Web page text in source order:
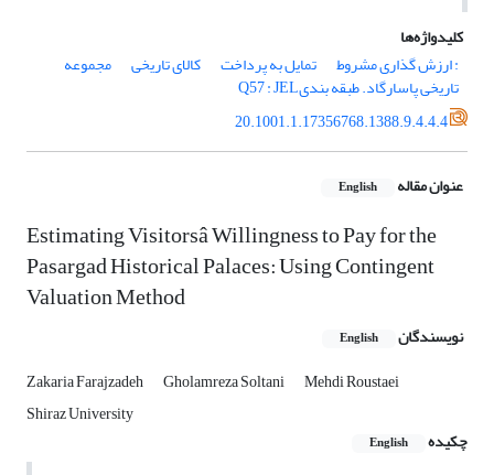
کلیدواژه‌ها
: ارزش گذاری مشروط
تمایل به پرداخت کالای تاریخی مجموعه
تاریخی پاسارگاد. طبقه بندیQ57 : JEL
20.1001.1.17356768.1388.9.4.4.4
عنوان مقاله English
Estimating Visitorsâ Willingness to Pay for the
Pasargad Historical Palaces: Using Contingent
Valuation Method
نویسندگان English
Zakaria Farajzadeh Gholamreza Soltani
Mehdi Roustaei
Shiraz University
چکیده
English